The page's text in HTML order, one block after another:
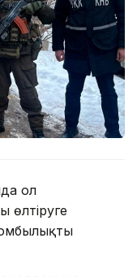
ол
өлтіруге